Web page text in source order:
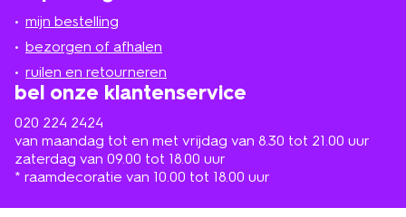
mijn bestelling
bezorgen of afhalen
ruilen en retourneren
bel onze klantenservice
020 224 2424
van maandag tot en met vrijdag van 8.30 tot 21.00 uur
zaterdag van 09.00 tot 18.00 uur
* raamdecoratie van 10.00 tot 18.00 uur
in
de
buurt